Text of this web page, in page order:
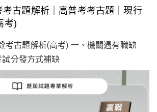
考古題解析｜高普考考古題｜現行
考)
考古題解析(高考) 一、機關遇有職缺
分發方式補缺